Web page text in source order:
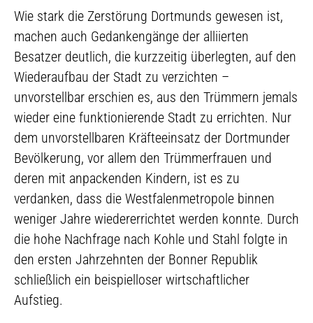
Wie stark die Zerstörung Dortmunds gewesen ist,
machen auch Gedankengänge der alliierten
Besatzer deutlich, die kurzzeitig überlegten, auf den
Wiederaufbau der Stadt zu verzichten –
unvorstellbar erschien es, aus den Trümmern jemals
wieder eine funktionierende Stadt zu errichten. Nur
dem unvorstellbaren Kräfteeinsatz der Dortmunder
Bevölkerung, vor allem den Trümmerfrauen und
deren mit anpackenden Kindern, ist es zu
verdanken, dass die Westfalenmetropole binnen
weniger Jahre wiedererrichtet werden konnte. Durch
die hohe Nachfrage nach Kohle und Stahl folgte in
den ersten Jahrzehnten der Bonner Republik
schließlich ein beispielloser wirtschaftlicher
Aufstieg.